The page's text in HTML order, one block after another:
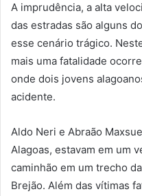
A imprudência, a alta
das estradas são alguns
esse cenário trágico.
mais uma fatalidade
onde dois jovens
acidente.
Aldo Neri e Abraão
Alagoas, estavam em um
caminhão em um trecho
Brejão. Além das vítimas